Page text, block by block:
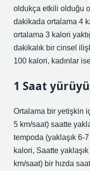
oldukça etkili olduğu
dakikada ortalama 4
ortalama 3 kalori
dakikalık bir cinsel
100 kalori, kadınlar
1 Saat
Ortalama bir yetişkin
5 km/saat) saatte
tempoda (yaklaşık 6-
kalori, Saatte
km/saat) bir hızda